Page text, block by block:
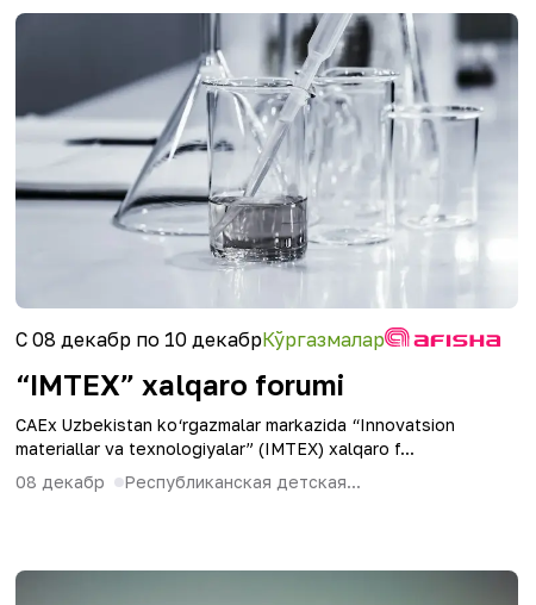
С 08 декабр по 10 декабрКўргазмалар
“IMTEX” xalqaro forumi
CAEx Uzbekistan ko‘rgazmalar markazida “Innovatsion
materiallar va texnologiyalar” (IMTEX) xalqaro f...
08 декабр
Республиканская детская...